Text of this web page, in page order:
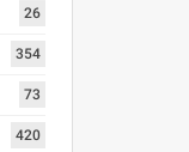
26
354
73
420